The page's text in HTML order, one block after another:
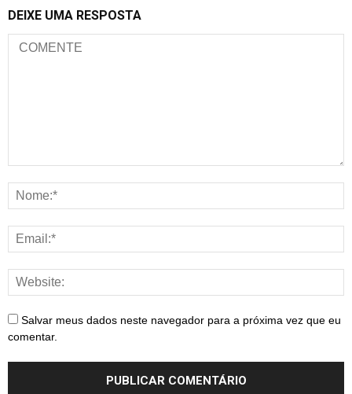
DEIXE UMA RESPOSTA
Salvar meus dados neste navegador para a próxima vez que eu
comentar.